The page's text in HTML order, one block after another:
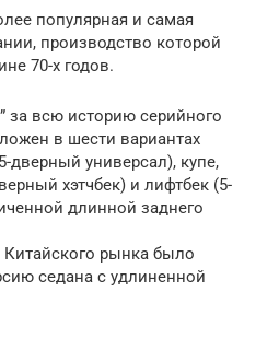
популярная и самая
производство которой
70-х годов.
за всю историю серийного
в шести вариантах
дверный универсал), купе,
хэтчбек) и лифтбек (5-
длинной заднего
Китайского рынка было
седана с удлиненной